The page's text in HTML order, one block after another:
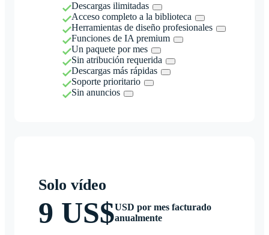
Descargas ilimitadas
Acceso completo a la biblioteca
Herramientas de diseño profesionales
Funciones de IA premium
Un paquete por mes
Sin atribución requerida
Descargas más rápidas
Soporte prioritario
Sin anuncios
Solo vídeo
9 US$USD por mes facturado
anualmente